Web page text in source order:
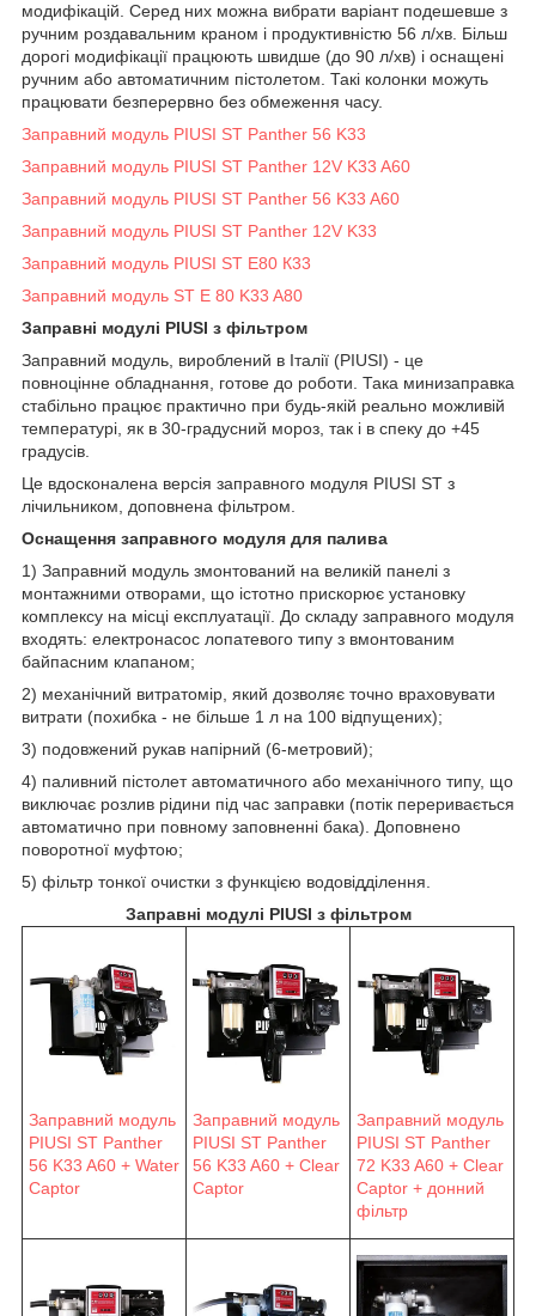
модифікацій. Серед них можна вибрати варіант подешевше з
ручним роздавальним краном і продуктивністю 56 л/хв. Більш
дорогі модифікації працюють швидше (до 90 л/хв) і оснащені
ручним або автоматичним пістолетом. Такі колонки можуть
працювати безперервно без обмеження часу.
Заправний модуль PIUSI ST Panther 56 K33
Заправний модуль PIUSI ST Panther 12V K33 A60
Заправний модуль PIUSI ST Panther 56 K33 A60
Заправний модуль PIUSI ST Panther 12V K33
Заправний модуль PIUSI ST E80 К33
Заправний модуль ST E 80 K33 A80
Заправні модулі PIUSI з фільтром
Заправний модуль, вироблений в Італії (PIUSI) - це
повноцінне обладнання, готове до роботи. Така минизаправка
стабільно працює практично при будь-якій реально можливій
температурі, як в 30-градусний мороз, так і в спеку до +45
градусів.
Це вдосконалена версія заправного модуля PIUSI ST з
лічильником, доповнена фільтром.
Оснащення заправного модуля для палива
1) Заправний модуль змонтований на великій панелі з
монтажними отворами, що істотно прискорює установку
комплексу на місці експлуатації. До складу заправного модуля
входять: електронасос лопатевого типу з вмонтованим
байпасним клапаном;
2) механічний витратомір, який дозволяє точно враховувати
витрати (похибка - не більше 1 л на 100 відпущених);
3) подовжений рукав напірний (6-метровий);
4) паливний пістолет автоматичного або механічного типу, що
виключає розлив рідини під час заправки (потік переривається
автоматично при повному заповненні бака). Доповнено
поворотної муфтою;
5) фільтр тонкої очистки з функцією водовідділення.
Заправні модулі PIUSI з фільтром
Заправний модуль
PIUSI ST Panther
56 K33 A60 + Water
Captor
Заправний модуль
PIUSI ST Panther
56 K33 A60 + Clear
Captor
Заправний модуль
PIUSI ST Panther
72 K33 A60 + Clear
Captor + донний
фільтр